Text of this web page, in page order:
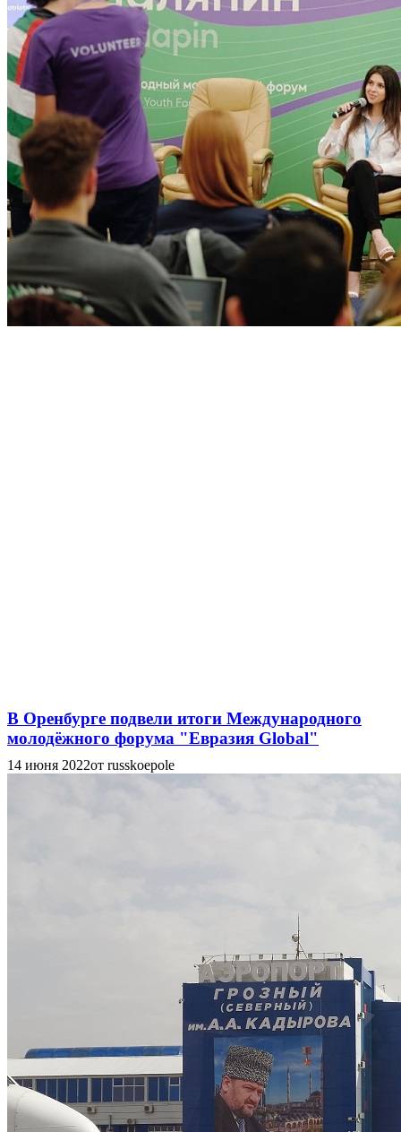
В Оренбурге подвели итоги Международного
молодёжного форума "Евразия Global"
14 июня 2022от russkoepole